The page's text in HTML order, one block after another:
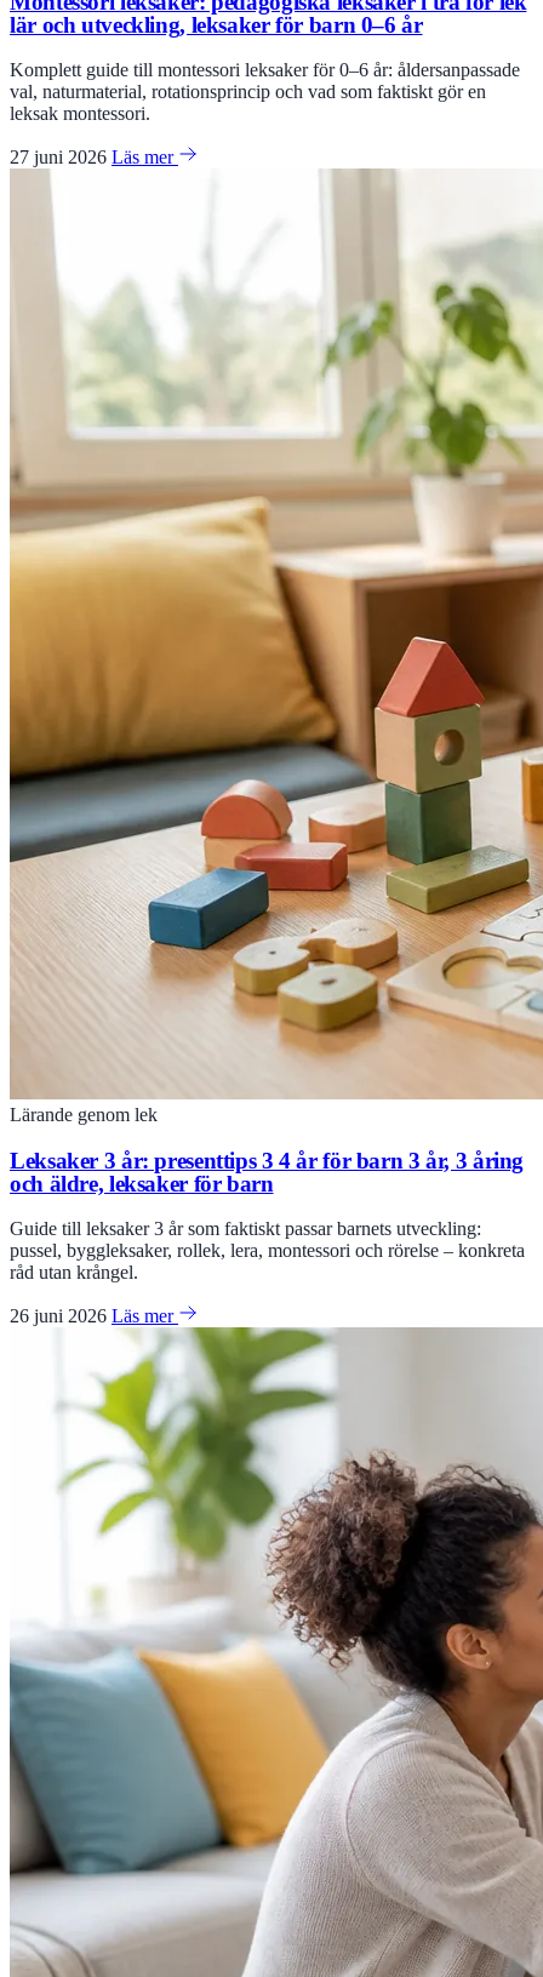
lär och utveckling, leksaker för barn 0–6 år
Komplett guide till montessori leksaker för 0–6 år: åldersanpassade
val, naturmaterial, rotationsprincip och vad som faktiskt gör en
leksak montessori.
27 juni 2026 Läs mer
Lärande genom lek
Leksaker 3 år: presenttips 3 4 år för barn 3 år, 3 åring
och äldre, leksaker för barn
Guide till leksaker 3 år som faktiskt passar barnets utveckling:
pussel, byggleksaker, rollek, lera, montessori och rörelse – konkreta
råd utan krångel.
26 juni 2026 Läs mer